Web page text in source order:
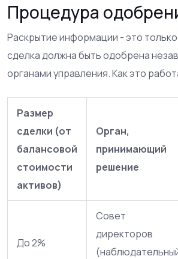
Процедура
Раскрытие информации - это
сделка должна быть одобрена
органами управления. Как это
Размер
сделки (от
балансовой
стоимости
активов)
Орган,
принимающий
решение
До 2%
Совет
директоров